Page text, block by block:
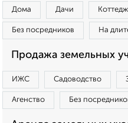
Дома Дачи
Без посредников На
Продажа земельных
ИЖС Садоводство
Агенство Без